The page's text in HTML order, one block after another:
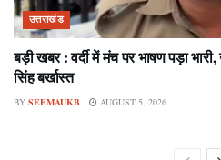
उत्तराखंड
बड़ी खबर : वर्दी में मंच पर भाषण पड़ा
सिंह बर्खास्त
BY SEEMAUKB AUGUST 5, 2026